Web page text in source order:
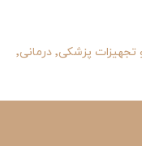
فروش انواع محصولات و تجهیزات پزشکی٬ درمانی٬